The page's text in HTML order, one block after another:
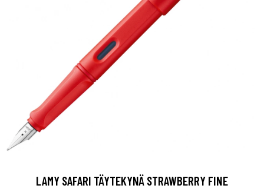
LAMY SAFARI TÄYTEKYNÄ STRAWBERRY FINE